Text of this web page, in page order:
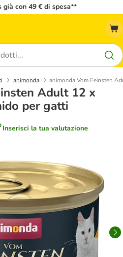
già con 49 € di spesa**
animonda animonda Vom Feinsten
Adult 12 x
per gatti
Inserisci la tua valutazione